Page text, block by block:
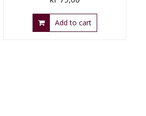
Add to cart